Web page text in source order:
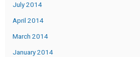
July 2014
April 2014
March 2014
January 2014